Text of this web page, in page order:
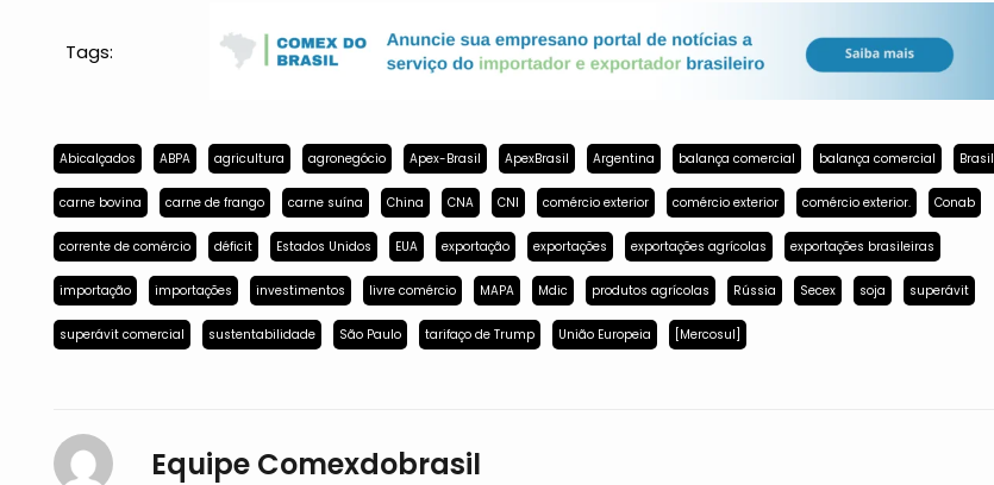
Tags:
Abicalçados ABPA agricultura agronegócio Apex-Brasil ApexBrasil Argentina balança comercial balança comercial Brasil
carne bovina carne de frango carne suína China CNA CNI comércio exterior comércio exterior comércio exterior. Conab
corrente de comércio déficit Estados Unidos EUA exportação exportações exportações agrícolas exportações brasileiras
importação importações investimentos livre comércio MAPA Mdic produtos agrícolas Rússia Secex soja superávit
superávit comercial sustentabilidade São Paulo tarifaço de Trump União Europeia [Mercosul]
Equipe Comexdobrasil